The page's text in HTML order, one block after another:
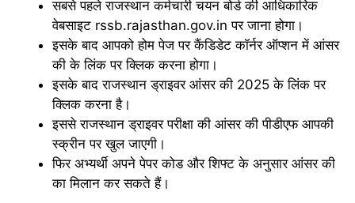
सबसे पहले राजस्थान कर्मचारी चयन बोर्ड की आधिकारिक
वेबसाइट rssb.rajasthan.gov.in पर जाना होगा।
इसके बाद आपको होम पेज पर कैंडिडेट कॉर्नर ऑप्शन में आंसर
की के लिंक पर क्लिक करना होगा।
इसके बाद राजस्थान ड्राइवर आंसर की 2025 के लिंक पर
क्लिक करना है।
इससे राजस्थान ड्राइवर परीक्षा की आंसर की पीडीएफ आपकी
स्क्रीन पर खुल जाएगी।
फिर अभ्यर्थी अपने पेपर कोड और शिफ्ट के अनुसार आंसर की
का मिलान कर सकते हैं।